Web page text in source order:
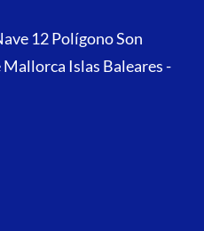
12 Polígono Son
Islas Baleares -